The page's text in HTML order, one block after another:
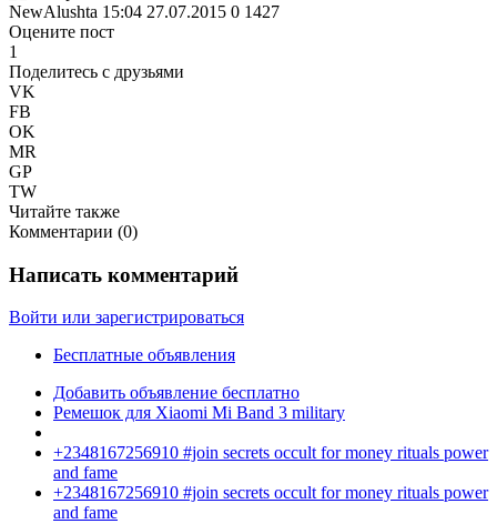
NewAlushta 15:04 27.07.2015 0 1427
Оцените пост
1
Поделитесь с друзьями
VK
FB
OK
MR
GP
TW
Читайте также
Комментарии (0)
Написать комментарий
Войти или зарегистрироваться
Бесплатные объявления
Добавить объявление бесплатно
Ремешок для Xiaomi Mi Band 3 military
+2348167256910 #join secrets occult for money rituals power
and fame
+2348167256910 #join secrets occult for money rituals power
and fame